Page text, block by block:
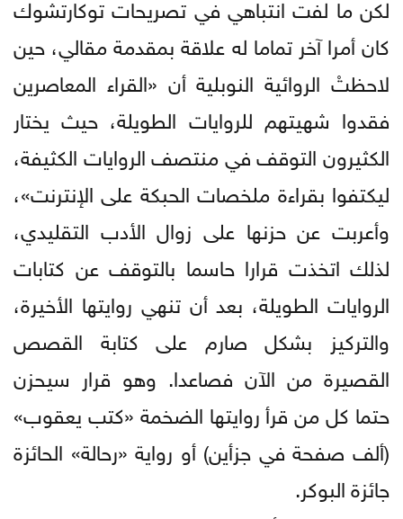
كان أمرا آخر تماما له علاقة بمقدمة مقالي، حين
لاحظتْ الروائية النوبلية أن «القراء المعاصرين
فقدوا شهيتهم للروايات الطويلة، حيث يختار
الكثيرون التوقف في منتصف الروايات الكثيفة،
ليكتفوا بقراءة ملخصات الحبكة على الإنترنت»،
وأعربت عن حزنها على زوال الأدب التقليدي،
لذلك اتخذت قرارا حاسما بالتوقف عن كتابات
الروايات الطويلة، بعد أن تنهي روايتها الأخيرة،
والتركيز بشكل صارم على كتابة القصص
القصيرة من الآن فصاعدا. وهو قرار سيحزن
حتما كل من قرأ روايتها الضخمة «كتب يعقوب»
(ألف صفحة في جزأين) أو رواية «رحالة» الحائزة
جائزة البوكر.